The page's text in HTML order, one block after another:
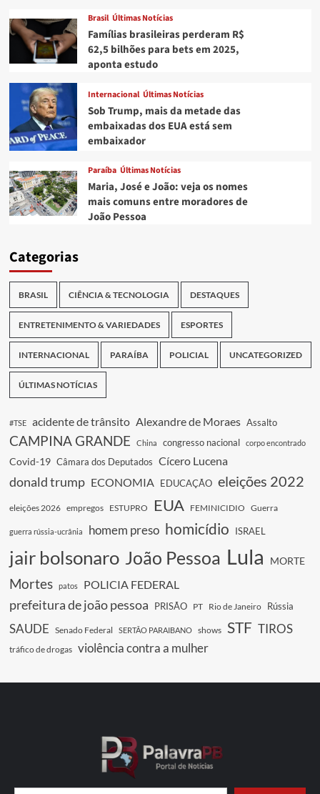
Brasil Últimas Notícias
Famílias brasileiras perderam R$
62,5 bilhões para bets em 2025,
aponta estudo
Internacional Últimas Notícias
Sob Trump, mais da metade das
embaixadas dos EUA está sem
embaixador
Paraíba Últimas Notícias
Maria, José e João: veja os nomes
mais comuns entre moradores de
João Pessoa
Categorias
BRASIL CIÊNCIA & TECNOLOGIA DESTAQUES
ENTRETENIMENTO & VARIEDADES ESPORTES
INTERNACIONAL PARAÍBA POLICIAL UNCATEGORIZED
ÚLTIMAS NOTÍCIAS
#TSE acidente de trânsito Alexandre de Moraes Assalto
CAMPINA GRANDE China congresso nacional corpo encontrado
Covid-19 Câmara dos Deputados Cícero Lucena
donald trump ECONOMIA EDUCAÇÃO eleições 2022
eleições 2026 empregos ESTUPRO EUA FEMINICIDIO Guerra
guerra rússia-ucrânia homem preso homicídio ISRAEL
jair bolsonaro João Pessoa Lula MORTE
Mortes patos POLICIA FEDERAL
prefeitura de joão pessoa PRISÃO PT Rio de Janeiro Rússia
SAUDE Senado Federal SERTÃO PARAIBANO shows STF TIROS
tráfico de drogas violência contra a mulher
Digite seu e-mail…